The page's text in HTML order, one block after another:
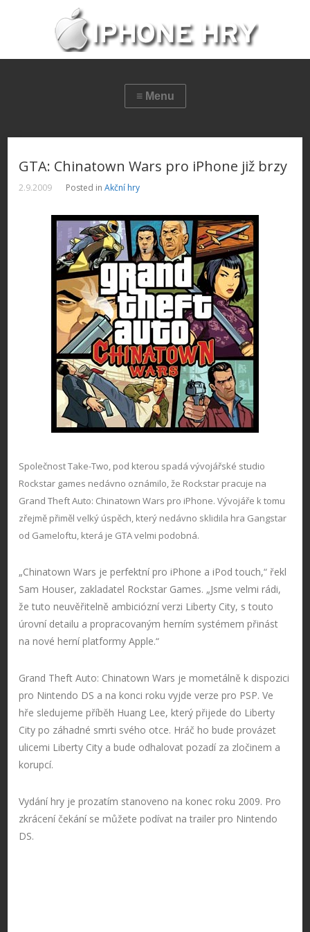
GTA: Chinatown Wars pro iPhone již brzy
2.9.2009 Posted inAkční hry
Společnost Take-Two, pod kterou spadá vývojářské studio
Rockstar games nedávno oznámilo, že Rockstar pracuje na
Grand Theft Auto: Chinatown Wars pro iPhone. Vývojáře k tomu
zřejmě přiměl velký úspěch, který nedávno sklidila hra Gangstar
od Gameloftu, která je GTA velmi podobná.
„Chinatown Wars je perfektní pro iPhone a iPod touch,“ řekl
Sam Houser, zakladatel Rockstar Games. „Jsme velmi rádi,
že tuto neuvěřitelně ambiciózní verzi Liberty City, s touto
úrovní detailu a propracovaným herním systémem přinást
na nové herní platformy Apple.“
Grand Theft Auto: Chinatown Wars je mometálně k dispozici
pro Nintendo DS a na konci roku vyjde verze pro PSP. Ve
hře sledujeme příběh Huang Lee, který přijede do Liberty
City po záhadné smrti svého otce. Hráč ho bude provázet
ulicemi Liberty City a bude odhalovat pozadí za zločinem a
korupcí.
Vydání hry je prozatím stanoveno na konec roku 2009. Pro
zkrácení čekání se můžete podívat na trailer pro Nintendo
DS.